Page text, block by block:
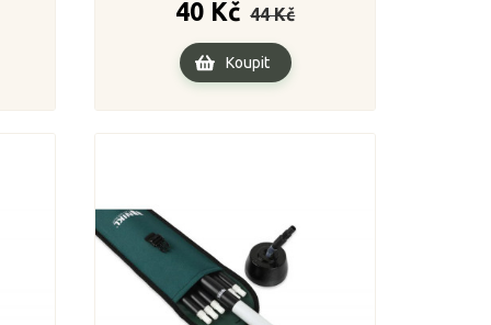
40 Kč
cena
44 Kč
Koupit